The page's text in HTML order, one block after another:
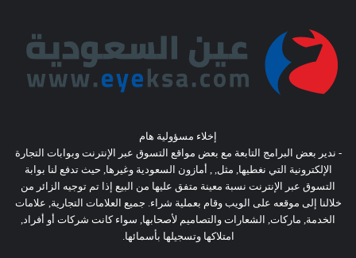
إخلاء مسؤولية هام
- ندير بعض البرامج التابعة مع بعض مواقع التسوق عبر الإنترنت وبوابات التجارة
الإلكترونية التي نغطيها, مثل, , أمازون السعودية وغيرها, حيث تدفع لنا بوابة
التسوق عبر الإنترنت نسبة معينة متفق عليها من البيع إذا تم توجيه الزائر من
خلالنا إلى موقعه على الويب وقام بعملية شراء. جميع العلامات التجارية, علامات
الخدمة, ماركات, الشعارات والتصاميم لأصحابها, سواء كانت شركات أو أفراد,
امتلاكها وتسجيلها بأسمائها.